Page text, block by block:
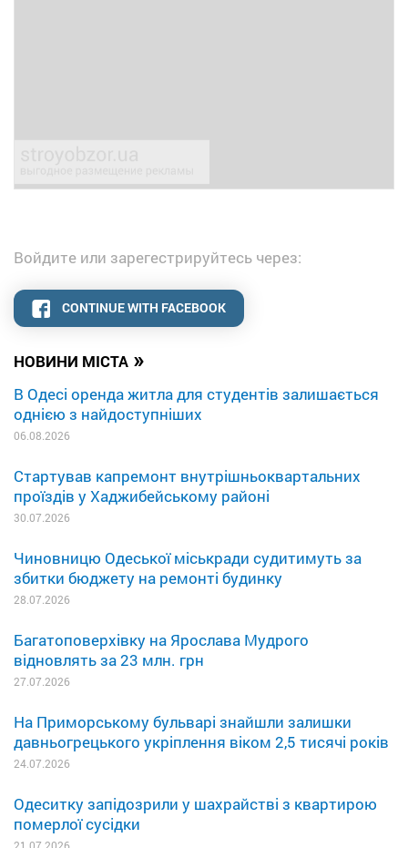
НОВИНИ МІСТА »
В Одесі оренда житла для студентів залишається
однією з найдоступніших
06.08.2026
Стартував капремонт внутрішньоквартальних
проїздів у Хаджибейському районі
30.07.2026
Чиновницю Одеської міськради судитимуть за
збитки бюджету на ремонті будинку
28.07.2026
Багатоповерхівку на Ярослава Мудрого
відновлять за 23 млн. грн
27.07.2026
На Приморському бульварі знайшли залишки
давньогрецького укріплення віком 2,5 тисячі років
24.07.2026
Одеситку запідозрили у шахрайстві з квартирою
померлої сусідки
Войдите или зарегестрируйтесь через:
CONTINUE WITH FACEBOOK